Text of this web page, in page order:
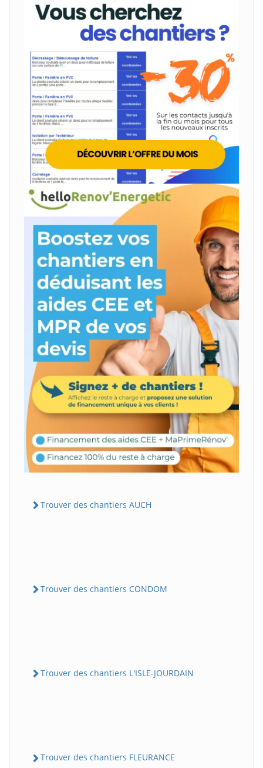
Trouver des chantiers AUCH
Trouver des chantiers CONDOM
Trouver des chantiers L'ISLE-JOURDAIN
Trouver des chantiers FLEURANCE